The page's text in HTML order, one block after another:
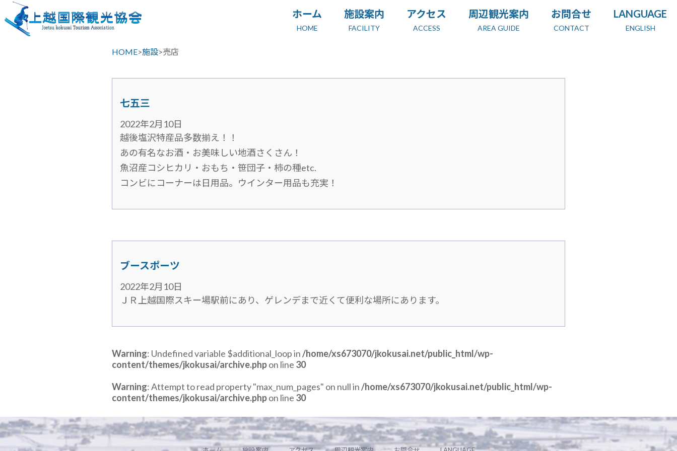
ホーム
HOME
施設案内
FACILITY
アクセス
ACCESS
周辺観光案内
AREA GUIDE
お問合せ
CONTACT
LANGUAGE
ENGLISH
HOME>施設>売店
七五三
2022年2月10日
越後塩沢特産品多数揃え！！
あの有名なお酒・お美味しい地酒さくさん！
魚沼産コシヒカリ・おもち・笹団子・柿の種etc.
コンビにコーナーは日用品。ウインター用品も充実！
ブースポーツ
2022年2月10日
ＪＲ上越国際スキー場駅前にあり、ゲレンデまで近くて便利な場所にあります。
Warning: Undefined variable $additional_loop in/home/xs673070/jkokusai.net/public_html/wp-
content/themes/jkokusai/archive.phpon line 30
Warning: Attempt to read property "max_num_pages" on null in/home/xs673070/jkokusai.net/public_html/wp-
content/themes/jkokusai/archive.phpon line 30